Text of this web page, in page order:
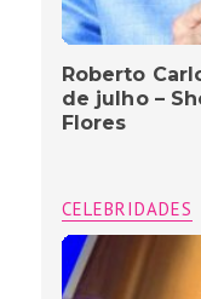
Roberto
de julho –
Flores
CELEBRIDADES